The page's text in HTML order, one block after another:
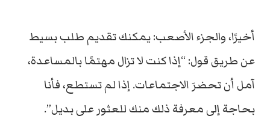
أخيرًا، والجزء الأصعب: يمكنك تقديم طلب بسيط
عن طريق قول: “إذا كنت لا تزال مهتمًا بالمساعدة،
آمل أن تحضرَ الاجتماعات. إذا لم تستطع، فأنا
بحاجة إلى معرفة ذلك منك للعثور على بديل”.